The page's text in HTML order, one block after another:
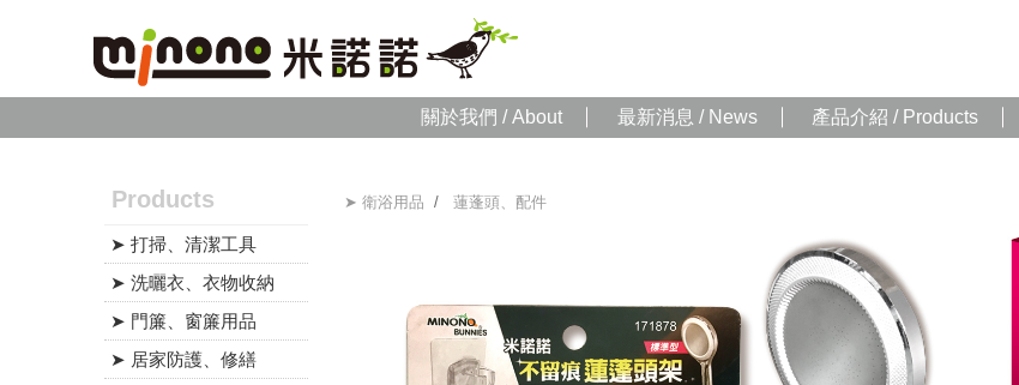
關於我們 / About 最新消息 / News 產品介紹 / Products
Products
➤ 打掃、清潔工具
➤ 洗曬衣、衣物收納
➤ 門簾、窗簾用品
➤ 居家防護、修繕
➤ 衛浴用品 / 蓮蓬頭、配件